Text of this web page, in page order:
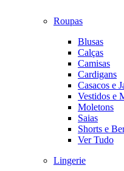
Roupas
Blusas
Calças
Camisas
Cardigans
Casacos e
Vestidos e
Moletons
Saias
Shorts e
Ver Tudo
Lingerie